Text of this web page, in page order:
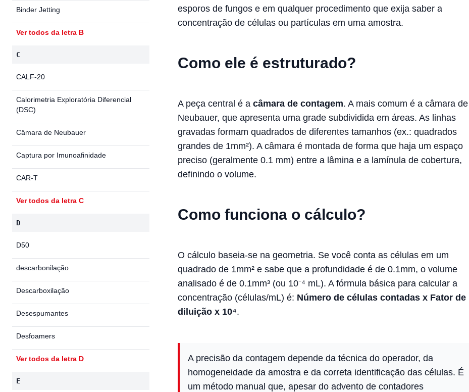
esporos de fungos e em qualquer procedimento que exija saber a
concentração de células ou partículas em uma amostra.
Como ele é estruturado?
A peça central é a câmara de contagem. A mais comum é a câmara de
Neubauer, que apresenta uma grade subdividida em áreas. As linhas
gravadas formam quadrados de diferentes tamanhos (ex.: quadrados
grandes de 1mm²). A câmara é montada de forma que haja um espaço
preciso (geralmente 0.1 mm) entre a lâmina e a lamínula de cobertura,
definindo o volume.
Como funciona o cálculo?
O cálculo baseia-se na geometria. Se você conta as células em um
quadrado de 1mm² e sabe que a profundidade é de 0.1mm, o volume
analisado é de 0.1mm³ (ou 10⁻⁴ mL). A fórmula básica para calcular a
concentração (células/mL) é: Número de células contadas x Fator de
diluição x 10⁴.
A precisão da contagem depende da técnica do operador, da
homogeneidade da amostra e da correta identificação das células. É
um método manual que, apesar do advento de contadores
Binder Jetting
Ver todos da letra B
C
CALF-20
Calorimetria Exploratória Diferencial
(DSC)
Câmara de Neubauer
Captura por Imunoafinidade
CAR-T
Ver todos da letra C
D
D50
descarbonilação
Descarboxilação
Desespumantes
Desfoamers
Ver todos da letra D
E